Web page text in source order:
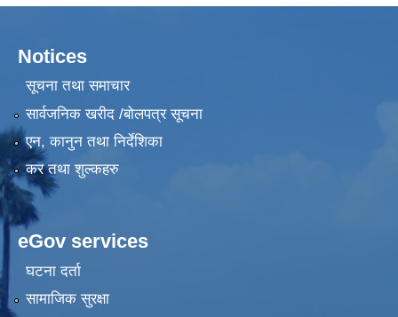
Notices
सूचना तथा समाचार
सार्वजनिक खरीद /बोलपत्र सूचना
एन, कानुन तथा निर्देशिका
कर तथा शुल्कहरु
eGov services
घटना दर्ता
सामाजिक सुरक्षा